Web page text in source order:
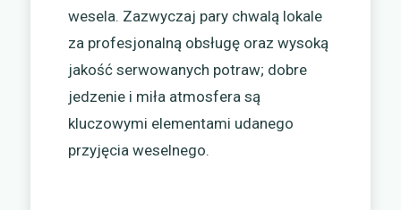
wesela. Zazwyczaj pary chwalą lokale
za profesjonalną obsługę oraz wysoką
jakość serwowanych potraw; dobre
jedzenie i miła atmosfera są
kluczowymi elementami udanego
przyjęcia weselnego.